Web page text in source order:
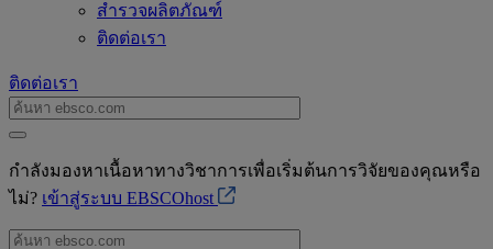
สำรวจผลิตภัณฑ์
ติดต่อเรา
ติดต่อเรา
กำลังมองหาเนื้อหาทางวิชาการเพื่อเริ่มต้นการวิจัยของคุณหรือ
ไม่? เข้าสู่ระบบ EBSCOhost